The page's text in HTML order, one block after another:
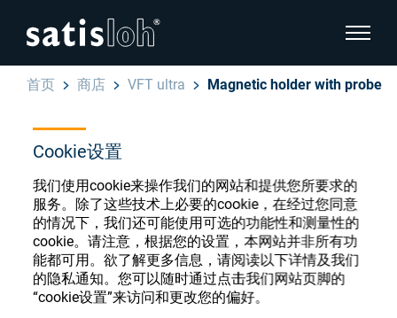
Cookie设置
我们使用cookie来操作我们的网站和提供您所要求的
服务。除了这些技术上必要的cookie，在经过您同意
的情况下，我们还可能使用可选的功能性和测量性的
cookie。请注意，根据您的设置，本网站并非所有功
能都可用。欲了解更多信息，请阅读以下详情及我们
的隐私通知。您可以随时通过点击我们网站页脚的
“cookie设置”来访问和更改您的偏好。
显示页
汉语
眼镜光学
精密光学
English
Deutsch
Español
Français
首页 商店 VFT ultra Magnetic holder with probe
眼镜光学耗材商店
注册或登录以访问您的帐户，并了解我们的各
种眼镜光学耗材